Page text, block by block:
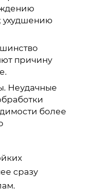
ухудшению
причину
Неудачные
более
сразу